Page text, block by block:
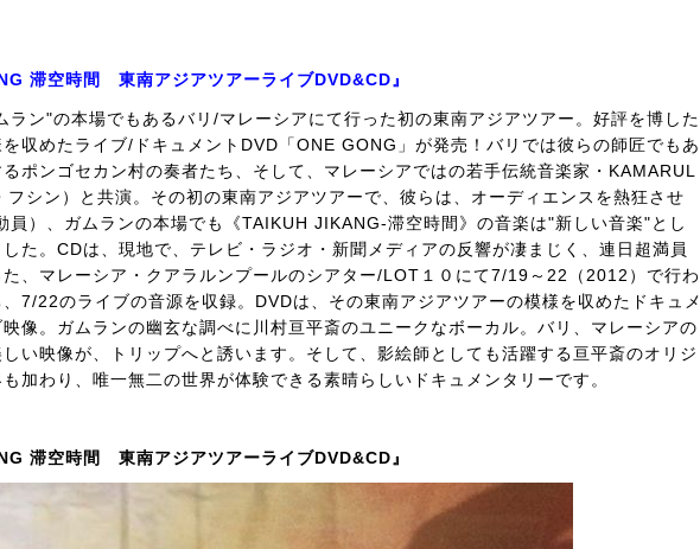
滞空時間 東南アジアツアーライブDVD&CD』
ラン"の本場でもあるバリ/マレーシアにて行った初の東南アジアツアー。好評を博した
収めたライブ/ドキュメントDVD「ONE GONG」が発売！バリでは彼らの師匠でもあ
ポンゴセカン村の奏者たち、そして、マレーシアではの若手伝統音楽家・KAMARUL
フシン）と共演。その初の東南アジアツアーで、彼らは、オーディエンスを熱狂させ
員）、ガムランの本場でも《TAIKUH JIKANG-滞空時間》の音楽は"新しい音楽"とし
た。CDは、現地で、テレビ・ラジオ・新聞メディアの反響が凄まじく、連日超満員
、マレーシア・クアラルンプールのシアター/LOT１０にて7/19～22（2012）で行わ
7/22のライブの音源を収録。DVDは、その東南アジアツアーの模様を収めたドキュメ
像。ガムランの幽玄な調べに川村亘平斎のユニークなボーカル。バリ、マレーシアの
い映像が、トリップへと誘います。そして、影絵師としても活躍する亘平斎のオリジ
加わり、唯一無二の世界が体験できる素晴らしいドキュメンタリーです。
滞空時間 東南アジアツアーライブDVD&CD』